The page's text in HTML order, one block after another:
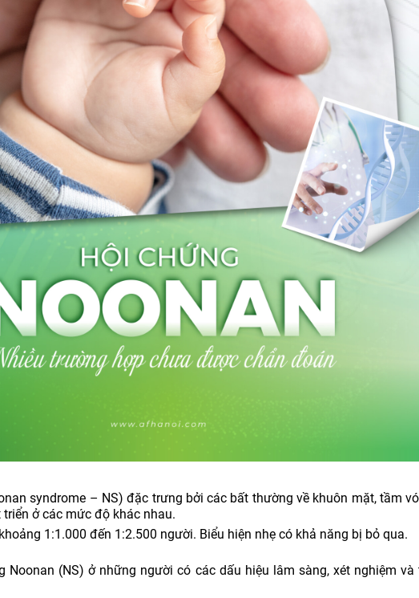
syndrome – NS) đặc trưng bởi các bất thường về khuôn mặt, tầm
ở các mức độ khác nhau.
1:1.000 đến 1:2.500 người. Biểu hiện nhẹ có khả năng bị bỏ qua.
Noonan (NS) ở những người có các dấu hiệu lâm sàng, xét nghiệm và